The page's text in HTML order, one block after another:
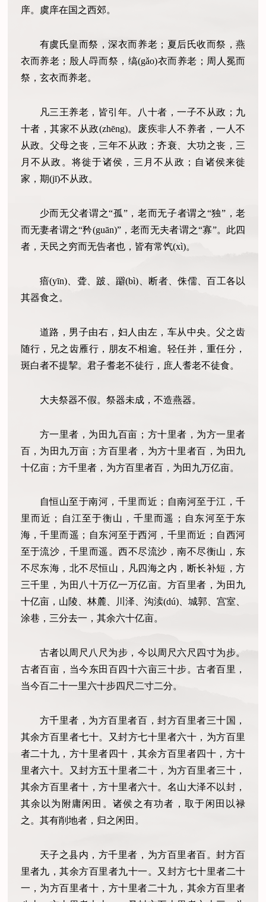
庠。虞庠在国之西郊。
有虞氏皇而祭，深衣而养老；夏后氏收而祭，燕
衣而养老；殷人冔而祭，缟(gǎo)衣而养老；周人冕而
祭，玄衣而养老。
凡三王养老，皆引年。八十者，一子不从政；九
十者，其家不从政(zhēng)。废疾非人不养者，一人不
从政。父母之丧，三年不从政；齐衰、大功之丧，三
月不从政。将徙于诸侯，三月不从政；自诸侯来徙
家，期(jī)不从政。
少而无父者谓之“孤”，老而无子者谓之“独”，老
而无妻者谓之“矜(guān)”，老而无夫者谓之“寡”。此四
者，天民之穷而无告者也，皆有常饩(xì)。
瘖(yīn)、聋、跛、躃(bì)、断者、侏儒、百工各以
其器食之。
道路，男子由右，妇人由左，车从中央。父之齿
随行，兄之齿雁行，朋友不相逾。轻任并，重任分，
斑白者不提挈。君子耆老不徒行，庶人耆老不徒食。
大夫祭器不假。祭器未成，不造燕器。
方一里者，为田九百亩；方十里者，为方一里者
百，为田九万亩；方百里者，为方十里者百，为田九
十亿亩；方千里者，为方百里者百，为田九万亿亩。
自恒山至于南河，千里而近；自南河至于江，千
里而近；自江至于衡山，千里而遥；自东河至于东
海，千里而遥；自东河至于西河，千里而近；自西河
至于流沙，千里而遥。西不尽流沙，南不尽衡山，东
不尽东海，北不尽恒山，凡四海之内，断长补短，方
三千里，为田八十万亿一万亿亩。方百里者，为田九
十亿亩，山陵、林麓、川泽、沟渎(dú)、城郭、宫室、
涂巷，三分去一，其余六十亿亩。
古者以周尺八尺为步，今以周尺六尺四寸为步。
古者百亩，当今东田百四十六亩三十步。古者百里，
当今百二十一里六十步四尺二寸二分。
方千里者，为方百里者百，封方百里者三十国，
其余方百里者七十。又封方七十里者六十，为方百里
者二十九，方十里者四十，其余方百里者四十，方十
里者六十。又封方五十里者二十，为方百里者三十，
其余方百里者十，方十里者六十。名山大泽不以封，
其余以为附庸闲田。诸侯之有功者，取于闲田以禄
之。其有削地者，归之闲田。
天子之县内，方千里者，为方百里者百。封方百
里者九，其余方百里者九十一。又封方七十里者二十
一，为方百里者十，方十里者二十九，其余方百里者